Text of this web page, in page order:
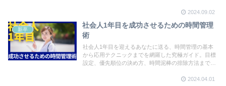
2024.09.02
新卒
社会人1年目を成功させるための時間管理
術
社会人1年目を迎えるあなたに送る、時間管理の基本
から応用テクニックまでを網羅した究極ガイド。目標
設定、優先順位の決め方、時間泥棒の排除方法まで、
2024.04.01